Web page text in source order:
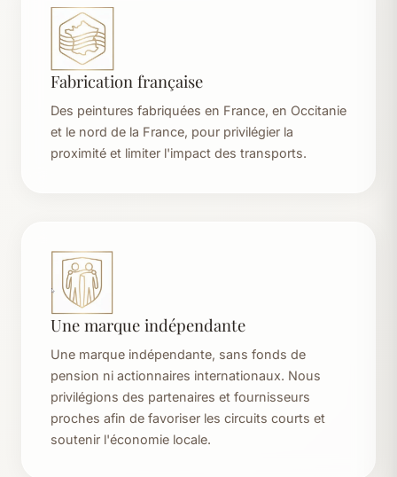
Fabrication française
Des peintures fabriquées en France, en Occitanie
et le nord de la France, pour privilégier la
proximité et limiter l'impact des transports.
Une marque indépendante
Une marque indépendante, sans fonds de
pension ni actionnaires internationaux. Nous
privilégions des partenaires et fournisseurs
proches afin de favoriser les circuits courts et
soutenir l'économie locale.